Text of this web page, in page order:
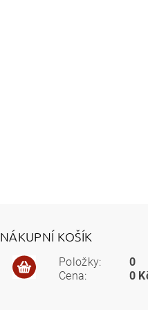
NÁKUPNÍ KOŠÍK
Položky:
Cena:
0
0